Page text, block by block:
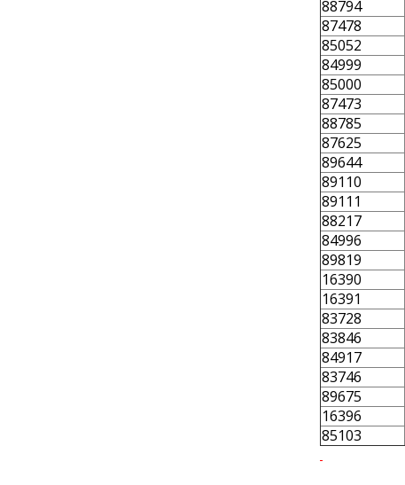
88794
87478
85052
84999
85000
87473
88785
87625
89644
89110
89111
88217
84996
89819
16390
16391
83728
83846
84917
83746
89675
16396
85103